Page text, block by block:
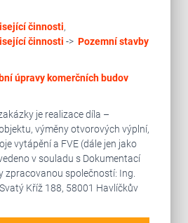
činnosti,
činnosti -> Pozemní stavby
úpravy komerčních budov
je realizace díla –
výměny otvorových výplní,
vytápění a FVE (dále jen jako
v souladu s Dokumentací
zpracovanou společností: Ing.
Kříž 188, 58001 Havlíčkův